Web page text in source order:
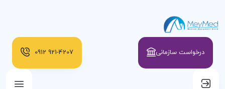
درخواست سازمانی 921-4207
0912